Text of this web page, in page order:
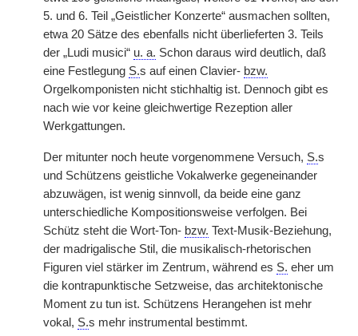
5. und 6. Teil „Geistlicher Konzerte“ ausmachen sollten,
etwa 20 Sätze des ebenfalls nicht überlieferten 3. Teils
der „Ludi musici“ u. a. Schon daraus wird deutlich, daß
eine Festlegung S.s auf einen Clavier- bzw.
Orgelkomponisten nicht stichhaltig ist. Dennoch gibt es
nach wie vor keine gleichwertige Rezeption aller
Werkgattungen.
Der mitunter noch heute vorgenommene Versuch, S.s
und Schützens geistliche Vokalwerke gegeneinander
abzuwägen, ist wenig sinnvoll, da beide eine ganz
unterschiedliche Kompositionsweise verfolgen. Bei
Schütz steht die Wort-Ton- bzw. Text-Musik-Beziehung,
der madrigalische Stil, die musikalisch-rhetorischen
Figuren viel stärker im Zentrum, während es S. eher um
die kontrapunktische Setzweise, das architektonische
Moment zu tun ist. Schützens Herangehen ist mehr
vokal, S.s mehr instrumental bestimmt.